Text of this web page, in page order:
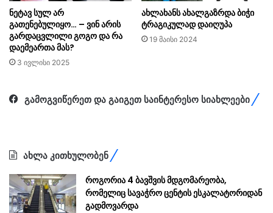
ნეტავ სულ არ
გათენებულიყო… – ვინ არის
გარდაცვლილი გოგო და რა
დაემეართა მას?
3 ივლისი 2025
ახლახანს ახალგაზრდა ბიჭი
ტრაგიკულად დაიღუპა
19 მაისი 2024
გამოგვიწერეთ და გაიგეთ საინტერესო სიახლეები
ახლა კითხულობენ
როგორია 4 ბავშვის მდგომარეობა,
რომელიც სავაჭრო ცენტის ესკალატორიდან
გადმოვარდა